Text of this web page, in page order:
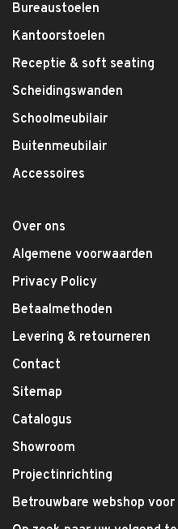
Bureaustoelen
Kantoorstoelen
Receptie & soft seating
Scheidingswanden
Schoolmeubilair
Buitenmeubilair
Accessoires
Over ons
Algemene voorwaarden
Privacy Policy
Betaalmethoden
Levering & retourneren
Contact
Sitemap
Catalogus
Showroom
Projectinrichting
Betrouwbare webshop